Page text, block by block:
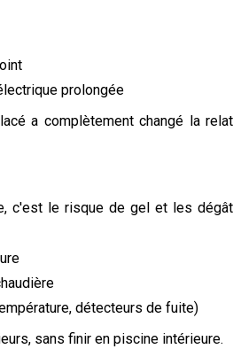
prolongée
a complètement changé la
c'est le risque de gel et les
détecteurs de fuite)
sans finir en piscine intérieure.